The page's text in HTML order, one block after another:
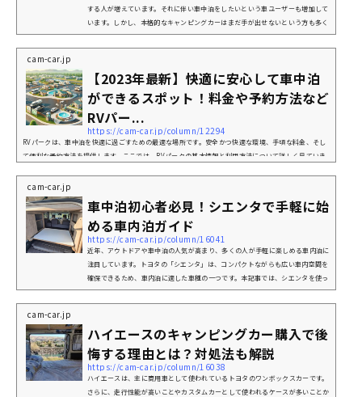
する人が増えています。それに伴い車中泊をしたいという車ユーザーも増加して
います。しかし、本格的なキャンピングカーはまだ手が出せないという方も多く
いるかと思います、そこで本記事では、車中泊カーとして注目されている「ルー
ミー」のどんなところが優れているのか、「ルーミー」で車中泊をするにはどん
たいという方は是非一度この記事を参考にしてみてください。ルーミー...
cam-car.jp
【2023年最新】快適に安心して車中泊
ができるスポット！料金や予約方法など
RVパー...
https://cam-car.jp/column/12294
RVパークは、車中泊を快適に過ごすための最適な場所です。安全かつ快適な環境、手頃な料金、そし
て便利な予約方法を提供します。ここでは、RVパークの基本情報と利用方法について詳しく見ていき
ャワー設備など、車中泊をサポートするための設備が整っています。また、安全性や利便性を考慮し
た設計がされているため、初心者から経験者まで幅広く利用されています。そもそもRVパークとは？
RVパークは、車中泊専用の施設で、旅行者に安心と...
cam-car.jp
車中泊初心者必見！シエンタで手軽に始
める車内泊ガイド
https://cam-car.jp/column/16041
近年、アウトドアや車中泊の人気が高まり、多くの人が手軽に楽しめる車内泊に
注目しています。トヨタの「シエンタ」は、コンパクトながらも広い車内空間を
確保できるため、車内泊に適した車種の一つです。本記事では、シエンタを使っ
て快適に車内泊をする方法について詳しく紹介します。シエンタで車内泊をする
メリットトヨタ公式HPコンパクトながら広々とした車内シエンタは5人乗りと7
ットスペースを確保できます。特に、7人乗りモデルは3列目を収納すると...
cam-car.jp
ハイエースのキャンピングカー購入で後
悔する理由とは？対処法も解説
https://cam-car.jp/column/16038
ハイエースは、主に商用車として使われているトヨタのワンボックスカーです。
さらに、走行性能が高いことやカスタムカーとして使われるケースが多いことか